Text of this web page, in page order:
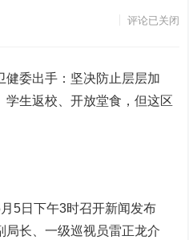
评论已关闭
委出手：坚决防止层层加
学生返校、开放堂食，但这区
5日下午3时召开新闻发布
局长、一级巡视员雷正龙介